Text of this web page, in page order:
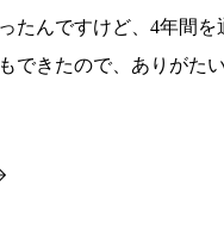
んですけど、4年間
きたので、ありがた